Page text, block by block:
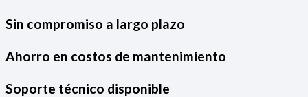
Sin compromiso a largo plazo
Ahorro en costos de mantenimiento
Soporte técnico disponible